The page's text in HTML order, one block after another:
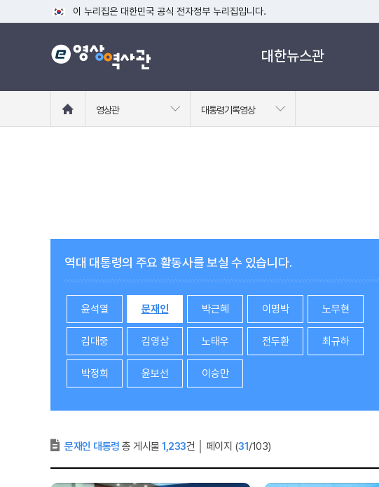
이 누리집은 대한민국 공식 전자정부 누리집입니다.
공식 누리집 주소 확인하기
go.kr 주소를 사용하는 누리집은 대한민국 정부기관이 관리하는 누리집입니다.
대한뉴스관
로
영상관 대통령기록영상
역대 대통령의 주요 활동사를 보실 수 있습니다.
윤석열 문재인 박근혜 이명박 노무현
김대중 김영삼 노태우 전두환 최규하
박정희 윤보선 이승만
문재인 대통령 총 게시물 1,233건 페이지 (31/103)